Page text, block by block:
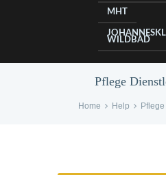
MHT
WILDBAD
Pflege
Home Help